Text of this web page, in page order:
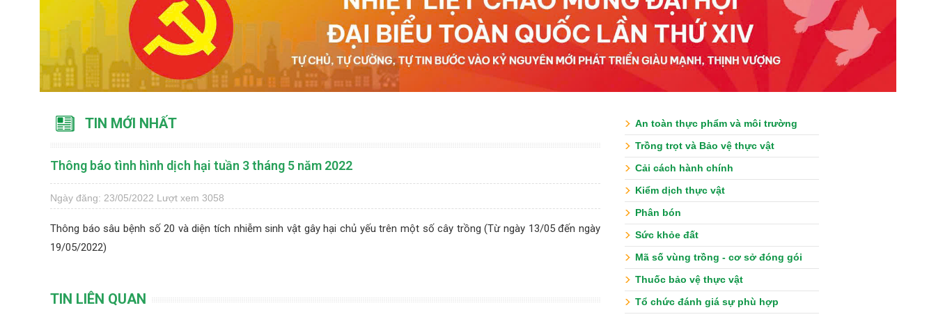
TIN MỚI NHẤT
Thông báo tình hình dịch hại tuần 3 tháng 5 năm 2022
Ngày đăng: 23/05/2022 Lượt xem 3058
Thông báo sâu bệnh số 20 và diện tích nhiễm sinh vật gây hại chủ yếu trên một số cây trồng (Từ ngày 13/05 đến ngày
19/05/2022)
TIN LIÊN QUAN
An toàn thực phẩm và môi trường
Trồng trọt và Bảo vệ thực vật
Cải cách hành chính
Kiểm dịch thực vật
Phân bón
Sức khỏe đất
Mã số vùng trồng - cơ sở đóng gói
Thuốc bảo vệ thực vật
Tổ chức đánh giá sự phù hợp